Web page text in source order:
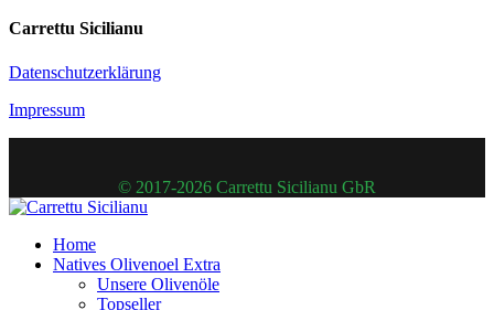
Carrettu Sicilianu
Datenschutzerklärung
Impressum
© 2017-2026 Carrettu Sicilianu GbR
Home
Natives Olivenoel Extra
Unsere Olivenöle
Topseller